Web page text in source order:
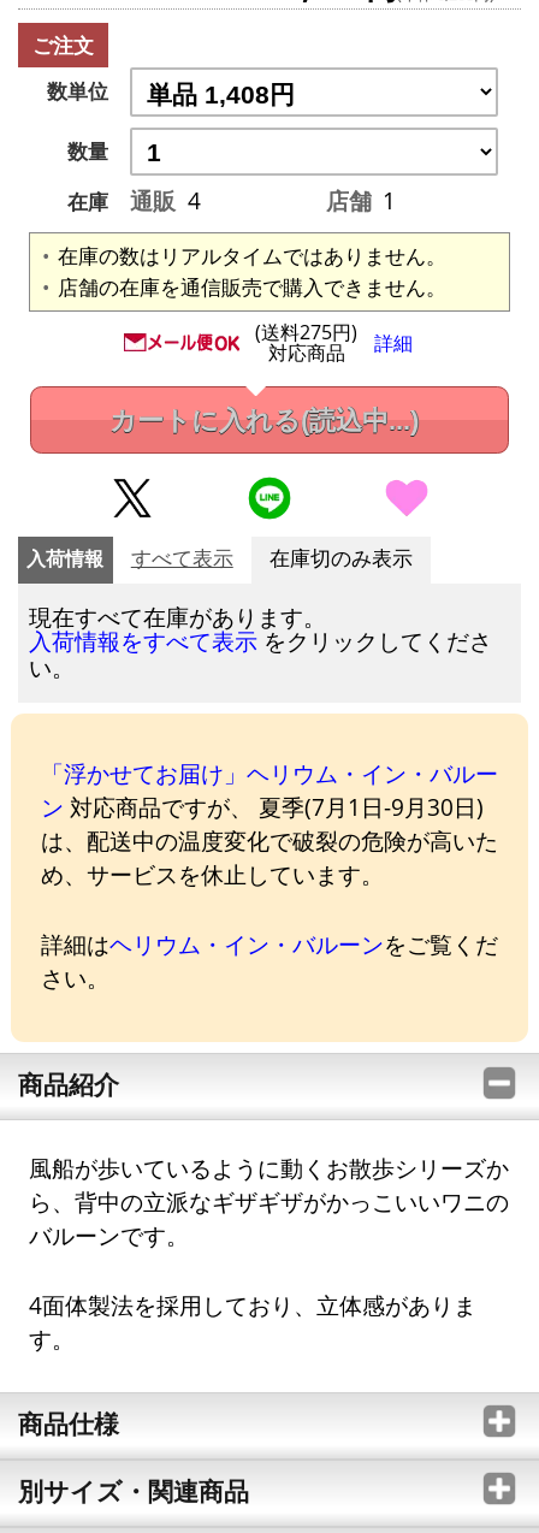
ご注文
数単位
数量
在庫
通販 4 店舗 1
在庫の数はリアルタイムではありません。
店舗の在庫を通信販売で購入できません。
(送料275円)
対応商品 詳細
カートに入れる(読込中...)
入荷情報 すべて表示 在庫切のみ表示
現在すべて在庫があります。
入荷情報をすべて表示 をクリックしてくださ
い。
「浮かせてお届け」ヘリウム・イン・バルー
ン 対応商品ですが、 夏季(7月1日-9月30日)
は、配送中の温度変化で破裂の危険が高いた
め、サービスを休止しています。
詳細はヘリウム・イン・バルーンをご覧くだ
さい。
商品紹介
風船が歩いているように動くお散歩シリーズか
ら、背中の立派なギザギザがかっこいいワニの
バルーンです。
4面体製法を採用しており、立体感がありま
す。
商品仕様
別サイズ・関連商品